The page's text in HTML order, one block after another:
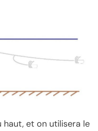
haut, et on utilisera le